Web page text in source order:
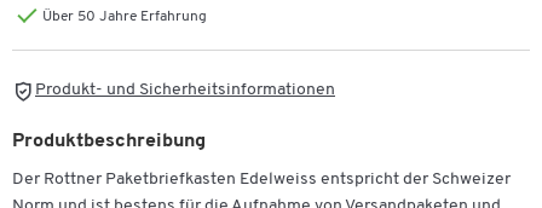
Über 50 Jahre Erfahrung
Produkt- und Sicherheitsinformationen
Produktbeschreibung
Der Rottner Paketbriefkasten Edelweiss entspricht der Schweizer